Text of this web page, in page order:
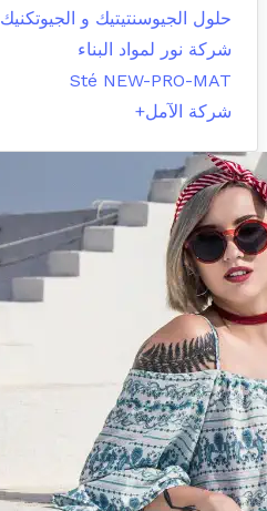
حلول الجيوسنتيتيك و الجيوتكنيك
شركة نور لمواد البناء
Sté NEW-PRO-MAT
شركة الآمل+